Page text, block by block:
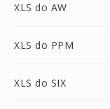
XLS do AW
XLS do PPM
XLS do SIX